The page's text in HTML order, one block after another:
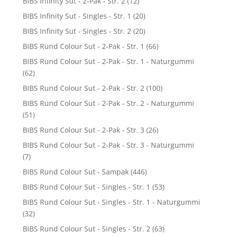
BIBS Infinity Sut - Singles - Str. 1 (20)
BIBS Infinity Sut - Singles - Str. 2 (20)
BIBS Rund Colour Sut - 2-Pak - Str. 1 (66)
BIBS Rund Colour Sut - 2-Pak - Str. 1 - Naturgummi
(62)
BIBS Rund Colour Sut - 2-Pak - Str. 2 (100)
BIBS Rund Colour Sut - 2-Pak - Str. 2 - Naturgummi
(51)
BIBS Rund Colour Sut - 2-Pak - Str. 3 (26)
BIBS Rund Colour Sut - 2-Pak - Str. 3 - Naturgummi
(7)
BIBS Rund Colour Sut - Sampak (446)
BIBS Rund Colour Sut - Singles - Str. 1 (53)
BIBS Rund Colour Sut - Singles - Str. 1 - Naturgummi
(32)
BIBS Rund Colour Sut - Singles - Str. 2 (63)